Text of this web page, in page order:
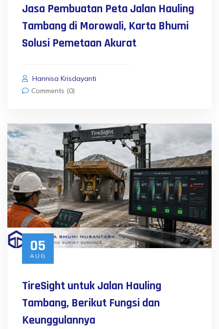
Jasa Pembuatan Peta Jalan Hauling
Tambang di Morowali, Karta Bhumi
Solusi Pemetaan Akurat
Hannisa Krisdayanti
Comments (0)
05
AUG
TireSight untuk Jalan Hauling
Tambang, Berikut Fungsi dan
Keunggulannya